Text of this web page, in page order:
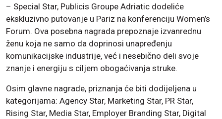
– Special Star, Publicis Groupe Adriatic dodeliće
ekskluzivno putovanje u Pariz na konferenciju Women’s
Forum. Ova posebna nagrada prepoznaje izvanrednu
ženu koja ne samo da doprinosi unapređenju
komunikacijske industrije, već i nesebično deli svoje
znanje i energiju s ciljem obogaćivanja struke.
Osim glavne nagrade, priznanja će biti dodijeljena u
kategorijama: Agency Star, Marketing Star, PR Star,
Rising Star, Media Star, Employer Branding Star, Digital